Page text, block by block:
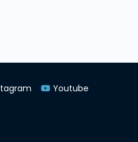
Youtube